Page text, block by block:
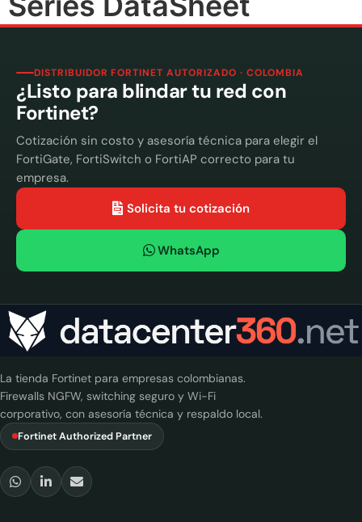
DISTRIBUIDOR FORTINET AUTORIZADO · COLOMBIA
¿Listo para blindar tu red con
Fortinet?
Cotización sin costo y asesoría técnica para elegir el
FortiGate, FortiSwitch o FortiAP correcto para tu
empresa.
Solicita tu cotización
WhatsApp
La tienda Fortinet para empresas colombianas.
Firewalls NGFW, switching seguro y Wi-Fi
corporativo, con asesoría técnica y respaldo local.
Fortinet Authorized Partner